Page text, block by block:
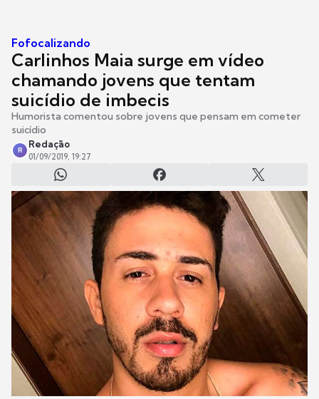
Fofocalizando
Carlinhos Maia surge em vídeo
chamando jovens que tentam
suicídio de imbecis
Humorista comentou sobre jovens que pensam em cometer
suicídio
R
Redação
01/09/2019, 19:27